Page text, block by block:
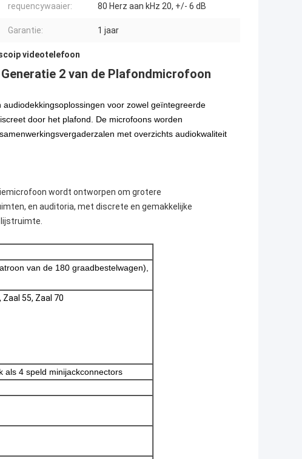
requencywaaier: 80 Herz aan kHz 20, +/- 6 dB
Garantie: 1 jaar
videotelefoon
2 van de Plafondmicrofoon
voor zowel geïntegreerde
door het plafond. De microfoons worden
met overzichts audiokwaliteit
wordt ontworpen om grotere
en auditoria, met discrete en gemakkelijke
van de 180 graadbestelwagen),
55, Zaal 70
als 4 speld minijackconnectors